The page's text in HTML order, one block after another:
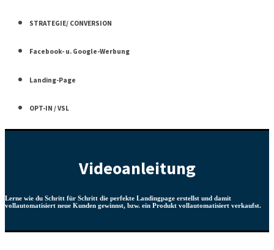
STRATEGIE/ CONVERSION
Facebook- u. Google-Werbung
Landing-Page
OPT-IN / VSL
Videoanleitung
Lerne wie du Schritt für Schritt die perfekte Landingpage erstellst und damit
vollautomatisiert neue Kunden gewinnst, bzw. ein Produkt vollautomatisiert verkaufst.